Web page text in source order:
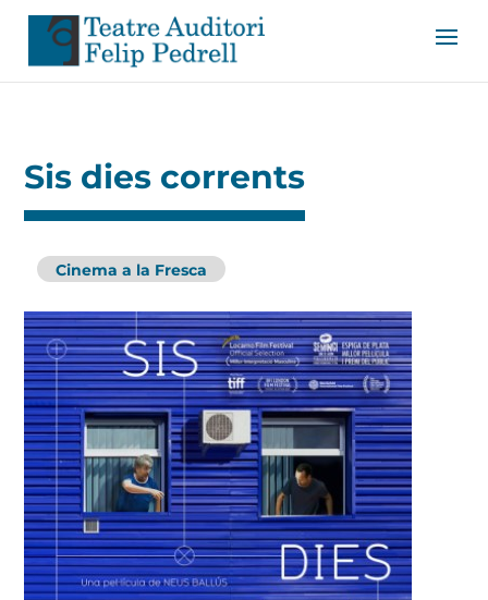
Sis dies corrents
Cinema a la Fresca